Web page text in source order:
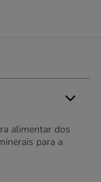
alimentar dos
para a